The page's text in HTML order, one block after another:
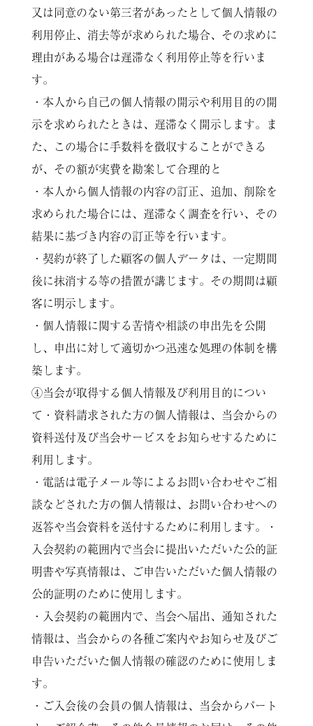
又は同意のない第三者があったとして個人情報の
利用停止、消去等が求められた場合、その求めに
理由がある場合は遅滞なく利用停止等を行いま
す。
・本人から自己の個人情報の開示や利用目的の開
示を求められたときは、遅滞なく開示します。ま
た、この場合に手数料を徴収することができる
が、その額が実費を勘案して合理的と
・本人から個人情報の内容の訂正、追加、削除を
求められた場合には、遅滞なく調査を行い、その
結果に基づき内容の訂正等を行います。
・契約が終了した顧客の個人データは、一定期間
後に抹消する等の措置が講じます。その期間は顧
客に明示します。
・個人情報に関する苦情や相談の申出先を公開
し、申出に対して適切かつ迅速な処理の体制を構
築します。
④当会が取得する個人情報及び利用目的につい
て・資料請求された方の個人情報は、当会からの
資料送付及び当会サービスをお知らせするために
利用します。
・電話は電子メール等によるお問い合わせやご相
談などされた方の個人情報は、お問い合わせへの
返答や当会資料を送付するために利用します。・
入会契約の範囲内で当会に提出いただいた公的証
明書や写真情報は、ご申告いただいた個人情報の
公的証明のために使用します。
・入会契約の範囲内で、当会へ届出、通知された
情報は、当会からの各種ご案内やお知らせ及びご
申告いただいた個人情報の確認のために使用しま
す。
・ご入会後の会員の個人情報は、当会からパート